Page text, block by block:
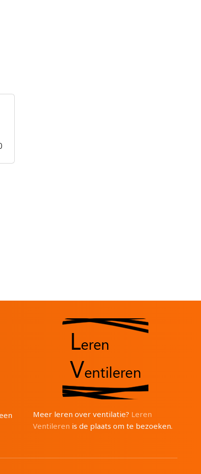
Meer leren over ventilatie? Leren
Ventileren is de plaats om te bezoeken.